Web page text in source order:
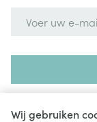
Wij gebruiken
nieuwsbrief en